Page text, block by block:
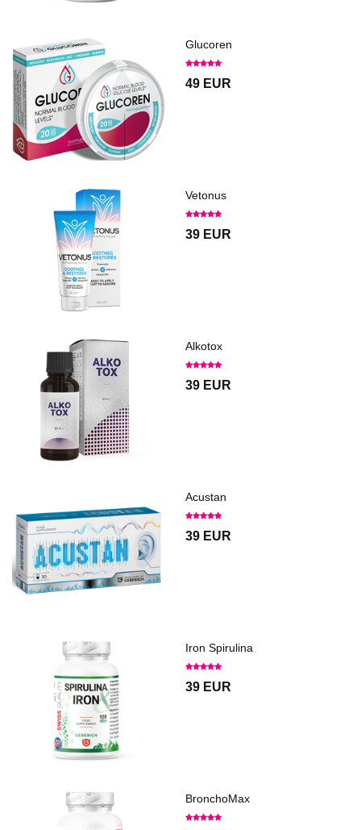
Glucoren
49 EUR
Vetonus
39 EUR
Alkotox
39 EUR
Acustan
39 EUR
Iron Spirulina
39 EUR
BronchoMax